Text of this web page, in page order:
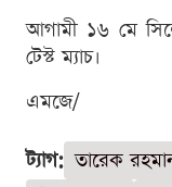
আগামী ১৬ মে
টেস্ট ম্যাচ।
এমজে/
ট্যাগ: তারেক